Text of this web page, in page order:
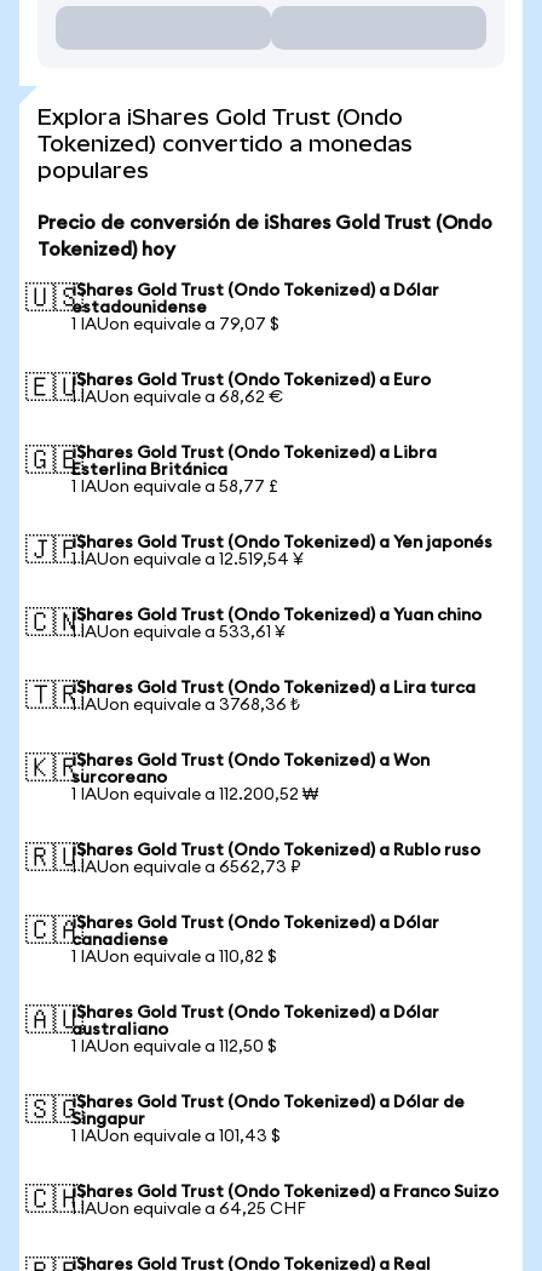
Explora iShares Gold Trust (Ondo
Tokenized) convertido a monedas
populares
Precio de conversión de iShares Gold Trust (Ondo
Tokenized) hoy
🇺🇸iShares Gold Trust (Ondo Tokenized) a Dólar
estadounidense
1 IAUon equivale a 79,07 $
🇪🇺iShares Gold Trust (Ondo Tokenized) a Euro
1 IAUon equivale a 68,62 €
🇬🇧iShares Gold Trust (Ondo Tokenized) a Libra
Esterlina Británica
1 IAUon equivale a 58,77 £
🇯🇵iShares Gold Trust (Ondo Tokenized) a Yen japonés
1 IAUon equivale a 12.519,54 ¥
🇨🇳iShares Gold Trust (Ondo Tokenized) a Yuan chino
1 IAUon equivale a 533,61 ¥
🇹🇷iShares Gold Trust (Ondo Tokenized) a Lira turca
1 IAUon equivale a 3768,36 ₺
🇰🇷iShares Gold Trust (Ondo Tokenized) a Won
surcoreano
1 IAUon equivale a 112.200,52 ₩
🇷🇺iShares Gold Trust (Ondo Tokenized) a Rublo ruso
1 IAUon equivale a 6562,73 ₽
🇨🇦iShares Gold Trust (Ondo Tokenized) a Dólar
canadiense
1 IAUon equivale a 110,82 $
🇦🇺iShares Gold Trust (Ondo Tokenized) a Dólar
australiano
1 IAUon equivale a 112,50 $
🇸🇬iShares Gold Trust (Ondo Tokenized) a Dólar de
Singapur
1 IAUon equivale a 101,43 $
🇨🇭iShares Gold Trust (Ondo Tokenized) a Franco Suizo
1 IAUon equivale a 64,25 CHF
iShares Gold Trust (Ondo Tokenized) a Real